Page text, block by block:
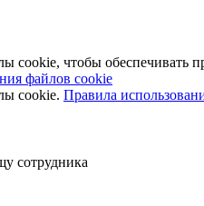
cookie, чтобы обеспечивать
файлов cookie
cookie. Правила
сотрудника